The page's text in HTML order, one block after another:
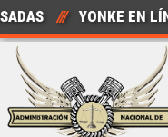
Saltar
al
contenido
/// YONKE EN LÍNEA